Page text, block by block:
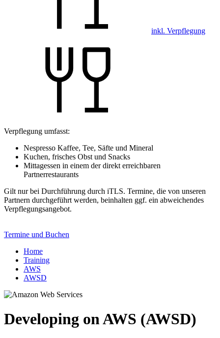
inkl. Verpflegung
Verpflegung umfasst:
Nespresso Kaffee, Tee, Säfte und Mineral
Kuchen, frisches Obst und Snacks
Mittagessen in einem der direkt erreichbaren
Partnerrestaurants
Gilt nur bei Durchführung durch iTLS. Termine, die von unseren
Partnern durchgeführt werden, beinhalten ggf. ein abweichendes
Verpflegungsangebot.
Termine und Buchen
Home
Training
AWS
AWSD
Developing on AWS (AWSD)